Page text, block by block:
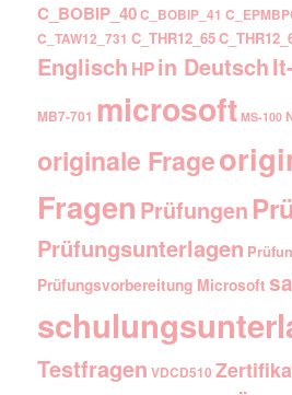
C_BOBIP_40C_BOBIP_41
C_TAW12_731 C_THR12_65
Englisch HPin Deutsch
MB7-701 microsoft MS-100
originale Frage
Fragen Prüfungen
Prüfungsunterlagen
Prüfungsvorbereitung Microsoft
Testfragen VDCD510